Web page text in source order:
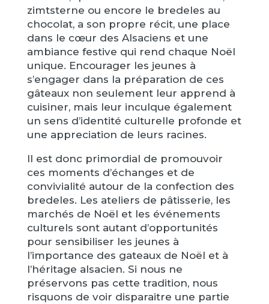
zimtsterne ou encore le bredeles au
chocolat, a son propre récit, une place
dans le cœur des Alsaciens et une
ambiance festive qui rend chaque Noël
unique. Encourager les jeunes à
s’engager dans la préparation de ces
gâteaux non seulement leur apprend à
cuisiner, mais leur inculque également
un sens d’identité culturelle profonde et
une appreciation de leurs racines.
Il est donc primordial de promouvoir
ces moments d’échanges et de
convivialité autour de la confection des
bredeles. Les ateliers de pâtisserie, les
marchés de Noël et les événements
culturels sont autant d’opportunités
pour sensibiliser les jeunes à
l’importance des gateaux de Noël et à
l’héritage alsacien. Si nous ne
préservons pas cette tradition, nous
risquons de voir disparaitre une partie